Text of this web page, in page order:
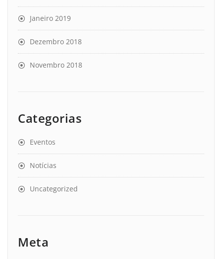
Janeiro 2019
Dezembro 2018
Novembro 2018
Categorias
Eventos
Notícias
Uncategorized
Meta